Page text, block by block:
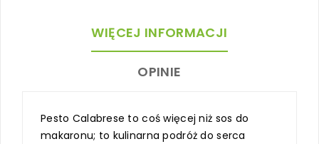
WIĘCEJ INFORMACJI
OPINIE
Pesto Calabrese to coś więcej niż sos do
makaronu; to kulinarna podróż do serca